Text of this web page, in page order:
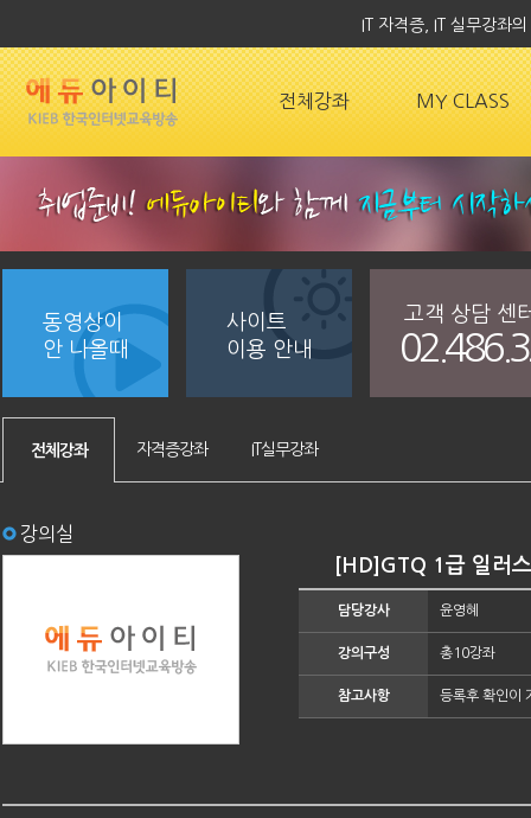
IT 자격증, IT 실무강좌
전체강좌 MY CLASS
동영상이
안 나올때
사이트
이용 안내
고객 상담 센
전체강좌 자격증강좌 IT실무강좌
강의실
[HD]GTQ 1급 일러
담당강사 윤영혜
강의구성 총10강좌
참고사항 등록후 확인이